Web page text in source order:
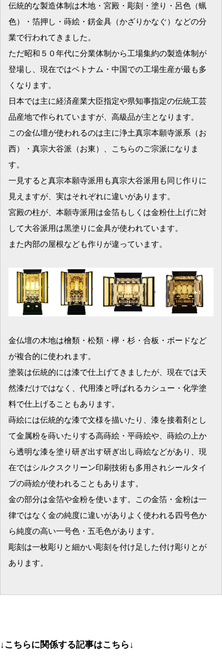
伝統的な製造体制は木地・宮殿・彫刻・塗り・呂色（蝋
色）・箔押し・蒔絵・錺金具（かざりかなぐ）などの分
業で行われてきました。
ただ昭和５０年代に分業体制から工場集約の製造体制が
登場し、現在ではベトナム・中国での工場生産が最も多
くなります。
日本では主に経済産業大臣指定や県知事指定の伝統工芸
品産地で作られていますが、高級品が主となります。
この金仏壇が使われるのは主に浄土真宗本願寺派系（お
西）・真宗大谷派（お東）、こちらのご宗派になりま
す。
一見すると真宗本願寺派用も真宗大谷派用も同じ作りに
見えますが、実はそれぞれに違いがあります。
宮殿の柱が、本願寺派用は金箔もしくは金粉仕上げに対
して大谷派用は黒塗りに金具が使われています。
また内部の屋根なども作りが違っています。
金仏壇の木地は檜類・松類・欅・杉・合板・ボードなど
が複合的に使われます。
塗装は伝統的には漆で仕上げてきましたが、現在では天
然漆だけではなく、代用漆と呼ばれるカシュー・化学塗
料で仕上げることもあります。
蒔絵には伝統的な漆で文様を描いたり、漆を接着剤とし
て金属粉を蒔いたりする高蒔絵・平蒔絵や、蒔絵の上か
ら透明な漆を塗り研ぎ出す研ぎ出し蒔絵などがあり、現
在ではシルクスクリーン印刷技術も多用されシールタイ
プの蒔絵が使われることもあります。
金の部分は金箔や金粉を使います。この金箔・金粉は一
律ではなく金の純度に違いがありよく使われる四号色か
ら純度の高い一号色・五毛色があります。
彫刻は一枚彫りと細かい彫刻を付け足した付け彫りとが
あります。
↓こちらに関係する記事はこちら↓